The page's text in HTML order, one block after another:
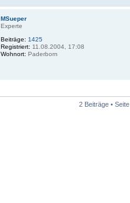
MSueper
Experte
Beiträge: 1425
Registriert: 11.08.2004, 17:08
Wohnort: Paderborn
2 Beiträge • Seite